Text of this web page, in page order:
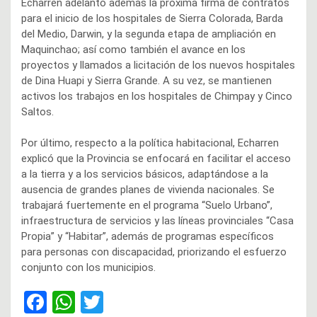
Echarren adelantó además la próxima firma de contratos
para el inicio de los hospitales de Sierra Colorada, Barda
del Medio, Darwin, y la segunda etapa de ampliación en
Maquinchao; así como también el avance en los
proyectos y llamados a licitación de los nuevos hospitales
de Dina Huapi y Sierra Grande. A su vez, se mantienen
activos los trabajos en los hospitales de Chimpay y Cinco
Saltos.
Por último, respecto a la política habitacional, Echarren
explicó que la Provincia se enfocará en facilitar el acceso
a la tierra y a los servicios básicos, adaptándose a la
ausencia de grandes planes de vivienda nacionales. Se
trabajará fuertemente en el programa “Suelo Urbano”,
infraestructura de servicios y las líneas provinciales “Casa
Propia” y “Habitar”, además de programas específicos
para personas con discapacidad, priorizando el esfuerzo
conjunto con los municipios.
F
W